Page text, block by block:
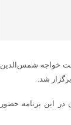
خواجه شمس‌الدین
شد.
در این برنامه حضور